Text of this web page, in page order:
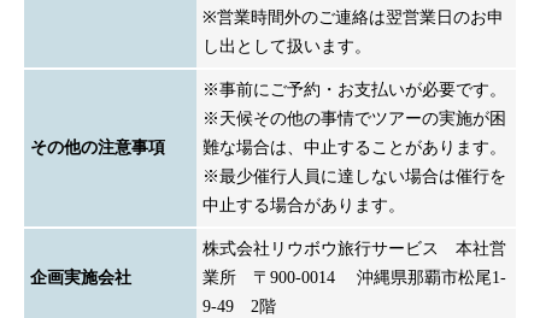
※営業時間外のご連絡は翌営業日のお申
し出として扱います。
その他の注意事項
※事前にご予約・お支払いが必要です。
※天候その他の事情でツアーの実施が困
難な場合は、中止することがあります。
※最少催行人員に達しない場合は催行を
中止する場合があります。
企画実施会社
株式会社リウボウ旅行サービス 本社営
業所 〒900-0014 沖縄県那覇市松尾1-
9-49 2階